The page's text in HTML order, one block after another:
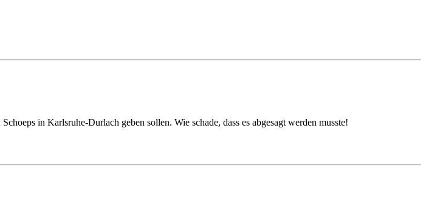
in Karlsruhe-Durlach geben sollen. Wie schade, dass es abgesagt werden musste!